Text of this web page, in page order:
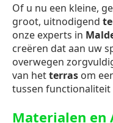
Of u nu een kleine,
groot, uitnodigend
onze experts in
creëren dat aan uw
overwegen
van hetterras om
tussen functionaliteit
Materialen en